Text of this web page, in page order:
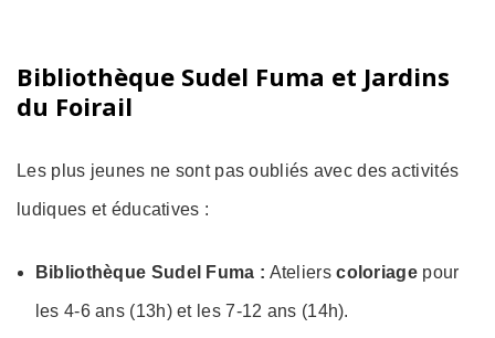
Bibliothèque Sudel Fuma et Jardins
du Foirail
Les plus jeunes ne sont pas oubliés avec des activités
ludiques et éducatives :
Bibliothèque Sudel Fuma : Atelierscoloriage pour
les 4-6 ans (13h) et les 7-12 ans (14h).